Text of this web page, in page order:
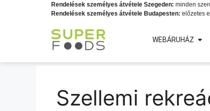
Rendelések személyes átvétele Szegeden: minden
Rendelések személyes átvétele Budapesten: előzetes
WEBÁRUHÁZ
Szellemi